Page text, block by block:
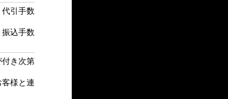
引手数
込手数
付き次第
様と連